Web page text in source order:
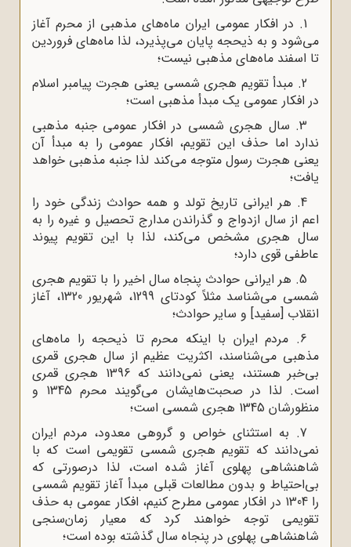
1. در افکار عمومی ایران ماه‌های مذهبی از محرم آغاز
می‌شود و به ذیحجه پایان می‌پذیرد، لذا ماه‌های فروردین
تا اسفند ماه‌های مذهبی نیست؛
2. مبدأ تقویم هجری شمسی یعنی هجرت پیامبر اسلام
در افکار عمومی یک مبدأ مذهبی است؛
3. سال هجری شمسی در افکار عمومی جنبه مذهبی
ندارد اما حذف این تقویم، افکار عمومی را به مبدأ آن
یعنی هجرت رسول متوجه می‌کند لذا جنبه مذهبی خواهد
یافت؛
4. هر ایرانی تاریخ تولد و همه حوادث زندگی خود را
اعم از سال ازدواج و گذراندن مدارج تحصیل و غیره را به
سال هجری مشخص می‌کند، لذا با این تقویم پیوند
عاطفی قوی دارد؛
5. هر ایرانی حوادث پنجاه سال اخیر را با تقویم هجری
شمسی می‌شناسد مثلاً کودتای 1299، شهریور 1320، آغاز
انقلاب [سفید] و سایر حوادث؛
6. مردم ایران با اینکه محرم تا ذیحجه را ماه‌های
مذهبی می‌شناسند، اکثریت عظیم از سال هجری قمری
بی‌خبر هستند، یعنی نمی‌دانند که 1396 هجری قمری
است. لذا در صحبت‌هایشان می‌گویند محرم 1345 و
منظورشان 1345 هجری شمسی است؛
7. به استثنای خواص و گروهی معدود، مردم ایران
نمی‌دانند که تقویم هجری شمسی تقویمی است که با
شاهنشاهی پهلوی آغاز شده است، لذا درصورتی که
بی‌احتیاط و بدون مطالعات قبلی مبدأ آغاز تقویم شمسی
را 1304 در افکار عمومی مطرح کنیم، افکار عمومی به حذف
تقویمی توجه خواهند کرد که معیار زمان‌سنجی
شاهنشاهی پهلوی در پنجاه سال گذشته بوده است؛